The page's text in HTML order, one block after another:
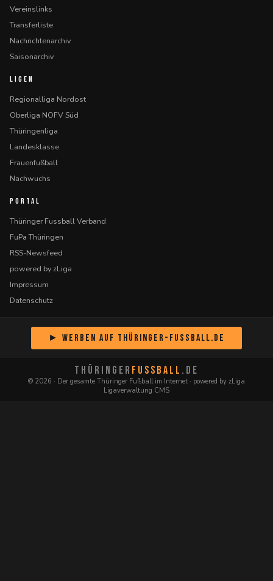
Vereinslinks
Transferliste
Nachrichtenarchiv
Saisonarchiv
LIGEN
Regionalliga Nordost
Oberliga NOFV Süd
Thüringenliga
Landesklasse
Frauenfußball
Nachwuchs
PORTAL
Thüringer Fussball Verband
FuPa Thüringen
RSS-Newsfeed
powered by zLiga
Impressum
Datenschutz
► Werben auf Thüringer-Fussball.de
THÜRINGER FUSSBALL .DE
© 2026 · Der gesamte Thüringer Fußball im Internet · powered by zLiga
Ligaverwaltung CMS